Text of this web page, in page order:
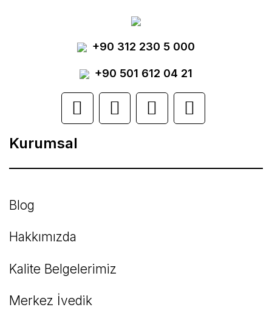
Yorum Yaz
Ürün resmi kalitesiz, bozuk veya
görüntülenemiyor.
Ürün açıklamasında eksik bilgiler bulunuyor.
Ürün bilgilerinde hatalar bulunuyor.
Ürün fiyatı diğer sitelerden daha pahalı.
Bu ürüne benzer farklı alternatifler olmalı.
+90 312 230 5 000
+90 501 612 04 21
Kurumsal
Blog
Hakkımızda
Kalite Belgelerimiz
Merkez İvedik